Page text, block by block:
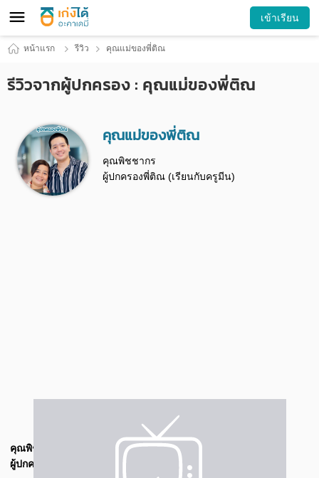
เข้าเรียน
หน้าแรก รีวิว คุณแม่ของพี่ติณ
รีวิวจากผู้ปกครอง : คุณแม่ของพี่ติณ
คุณแม่ของพี่ติณ
คุณพิชชากร
ผู้ปกครองพี่ติณ (เรียนกับครูมีน)
คุณพิชชากร
ผู้ปกครองพี่ติณ (เรียนกับครูมีน)